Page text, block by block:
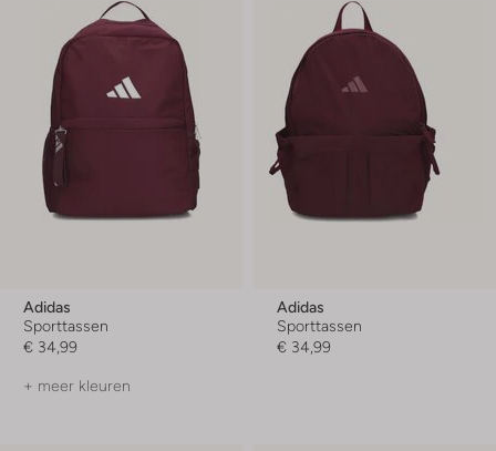
Adidas
Sporttassen
€ 34,99
+ meer kleuren
Adidas
Sporttassen
€ 34,99